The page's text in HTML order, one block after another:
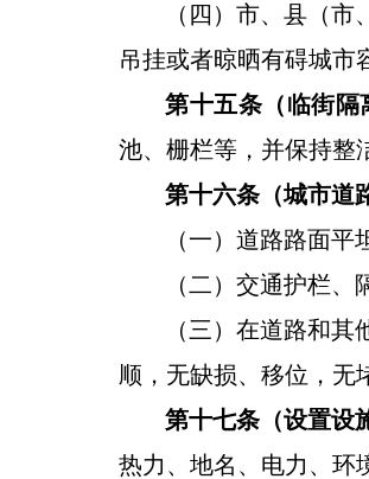
（四）市、县（市
吊挂或者晾晒有碍城市
第十五条（临街隔
池、栅栏等，并保持整
第十六条 （城市道
（一）道路路面
（二）交通护栏
（三）在道路和
顺，无缺损、移位，无
第十七条（设置设
热力、地名、电力、环